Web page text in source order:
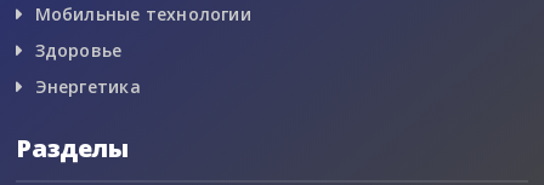
Мобильные технологии
Здоровье
Энергетика
Разделы